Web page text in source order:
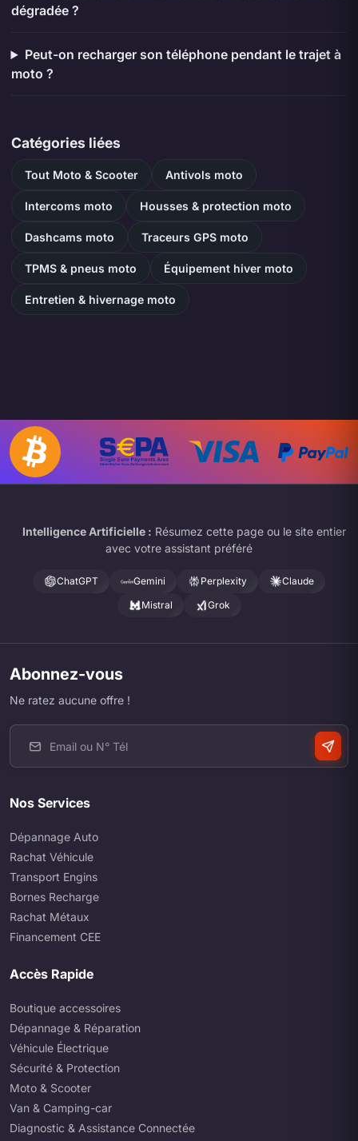
dégradée ?
Peut-on recharger son téléphone pendant le trajet à
moto ?
Catégories liées
Tout Moto & Scooter Antivols moto
Intercoms moto Housses & protection moto
Dashcams moto Traceurs GPS moto
TPMS & pneus moto Équipement hiver moto
Entretien & hivernage moto
Intelligence Artificielle : Résumez cette page ou le site entier
avec votre assistant préféré
ChatGPT Gemini Perplexity
Claude
Mistral
Grok
Abonnez-vous
Ne ratez aucune offre !
Nos Services
Dépannage Auto
Rachat Véhicule
Transport Engins
Bornes Recharge
Rachat Métaux
Financement CEE
Accès Rapide
Boutique accessoires
Dépannage & Réparation
Véhicule Électrique
Sécurité & Protection
Moto & Scooter
Van & Camping-car
Diagnostic & Assistance Connectée